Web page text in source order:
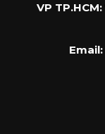
VP TP.HCM:
Email: